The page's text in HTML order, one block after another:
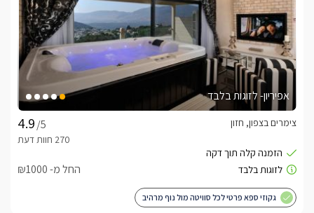
אפיריון- לזוגות בלבד
/5
צימרים בצפון, חזון
החל מ- ₪1000
גקוזי ספא פרטי לכל סוויטה מול נוף מרהיב